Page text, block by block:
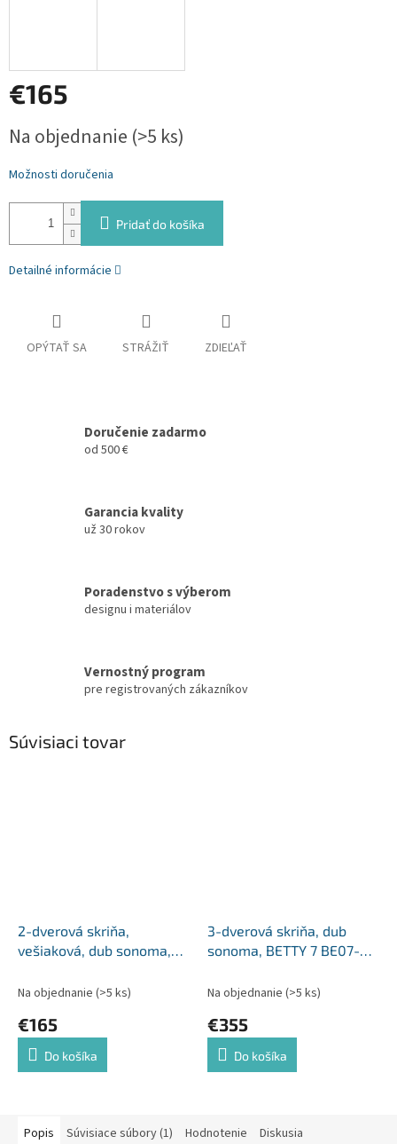
€165
cena:
Na objednanie (>5 ks)
Možnosti doručenia
Pridať do košíka
Detailné informácie
OPÝTAŤ SA STRÁŽIŤ ZDIEĽAŤ
Doručenie zadarmo
od 500 €
Garancia kvality
už 30 rokov
Poradenstvo s výberom
designu i materiálov
Vernostný program
pre registrovaných zákazníkov
Súvisiaci tovar
2-dverová skriňa,
vešiaková, dub sonoma,
Na objednanie (>5 ks)
€165
Do košíka
3-dverová skriňa, dub
sonoma, BETTY 7 BE07-
Na objednanie (>5 ks)
€355
Do košíka
Popis Súvisiace súbory (1) Hodnotenie Diskusia